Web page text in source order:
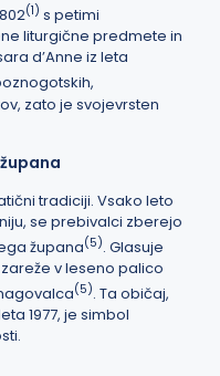
(1) s petimi
liturgične predmete in
d’Anne iz leta
zato je svojevrsten
tradiciji. Vsako leto
se prebivalci zberejo
župana(5). Glasuje
v leseno palico
(5). Ta običaj,
1977, je simbol